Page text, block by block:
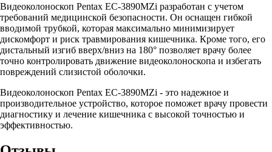
Видеоколоноскоп Pentax EC-3890MZi разработан с учетом
требований медицинской безопасности. Он оснащен гибкой
вводимой трубкой, которая максимально минимизирует
дискомфорт и риск травмирования кишечника. Кроме того, его
дистальный изгиб вверх/вниз на 180° позволяет врачу более
точно контролировать движение видеоколоноскопа и избегать
повреждений слизистой оболочки.
Видеоколоноскоп Pentax EC-3890MZi - это надежное и
производительное устройство, которое поможет врачу провести
диагностику и лечение кишечника с высокой точностью и
эффективностью.